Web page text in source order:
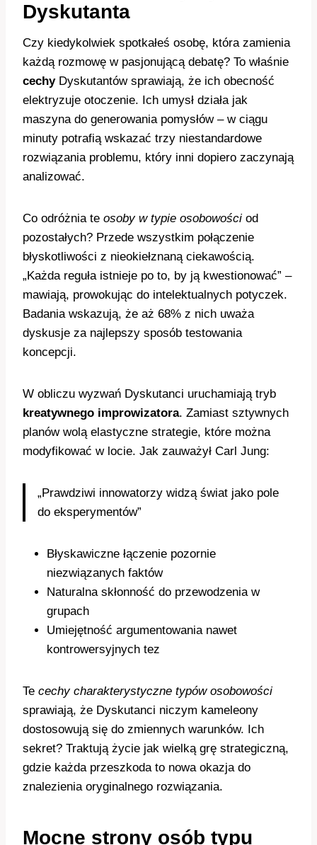
Dyskutanta
Czy kiedykolwiek spotkałeś osobę, która zamienia
każdą rozmowę w pasjonującą debatę? To właśnie
cechyDyskutantów sprawiają, że ich obecność
elektryzuje otoczenie. Ich umysł działa jak
maszyna do generowania pomysłów – w ciągu
minuty potrafią wskazać trzy niestandardowe
rozwiązania problemu, który inni dopiero zaczynają
analizować.
Co odróżnia te osoby w typie osobowości od
pozostałych? Przede wszystkim połączenie
błyskotliwości z nieokiełznaną ciekawością.
„Każda reguła istnieje po to, by ją kwestionować” –
mawiają, prowokując do intelektualnych potyczek.
Badania wskazują, że aż 68% z nich uważa
dyskusje za najlepszy sposób testowania
koncepcji.
W obliczu wyzwań Dyskutanci uruchamiają tryb
kreatywnego improwizatora. Zamiast sztywnych
planów wolą elastyczne strategie, które można
modyfikować w locie. Jak zauważył Carl Jung:
„Prawdziwi innowatorzy widzą świat jako pole
do eksperymentów”
Błyskawiczne łączenie pozornie
niezwiązanych faktów
Naturalna skłonność do przewodzenia w
grupach
Umiejętność argumentowania nawet
kontrowersyjnych tez
Te cechy charakterystyczne typów osobowości
sprawiają, że Dyskutanci niczym kameleony
dostosowują się do zmiennych warunków. Ich
sekret? Traktują życie jak wielką grę strategiczną,
gdzie każda przeszkoda to nowa okazja do
znalezienia oryginalnego rozwiązania.
Mocne strony osób typu